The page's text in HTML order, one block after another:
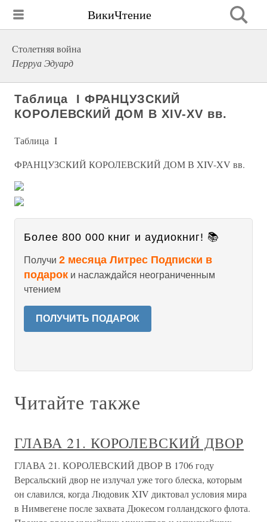
ВикиЧтение
Столетняя война
Перруа Эдуард
Таблица I ФРАНЦУЗСКИЙ
КОРОЛЕВСКИЙ ДОМ В XIV-XV вв.
Таблица I
ФРАНЦУЗСКИЙ КОРОЛЕВСКИЙ ДОМ В XIV-XV вв.
Более 800 000 книг и аудиокниг! 📚
Получи 2 месяца Литрес Подписки в
подарок и наслаждайся неограниченным
чтением
ПОЛУЧИТЬ ПОДАРОК
Читайте также
ГЛАВА 21. КОРОЛЕВСКИЙ ДВОР
ГЛАВА 21. КОРОЛЕВСКИЙ ДВОР В 1706 году
Версальский двор не излучал уже того блеска, которым
он славился, когда Людовик XIV диктовал условия мира
в Нимвегене после захвата Дюкесом голландского флота.